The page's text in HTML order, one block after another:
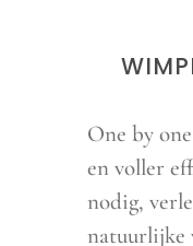
One by
en voller
nodig,
natuurlijke